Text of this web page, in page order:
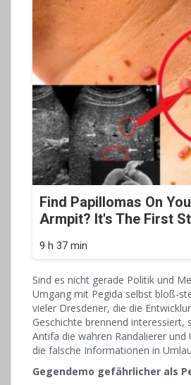
Find Papillomas On
Armpit? It's The First
9 h 37 min
Sind es nicht gerade Politik und
Umgang mit Pegida selbst bloß-
vieler Dresdener, die die
Geschichte brennend interessiert,
Antifa die wahren Randalierer
die falsche Informationen in
Gegendemo gefährlicher als